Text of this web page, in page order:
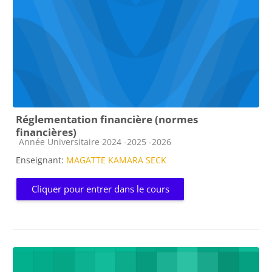
Réglementation financière (normes
financières)
Catégorie de cours
Année Universitaire 2024 -2025 -2026
Enseignant: MAGATTE KAMARA SECK
Cliquer pour entrer dans le cours